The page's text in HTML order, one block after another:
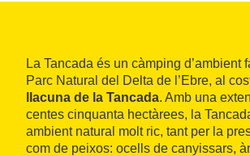
La Tancada és un càmping d’ambient
Parc Natural del Delta de l’Ebre, al
llacuna de la Tancada. Amb una
centes cinquanta hectàrees, la
ambient natural molt ric, tant per la
com de peixos: ocells de canyissars,